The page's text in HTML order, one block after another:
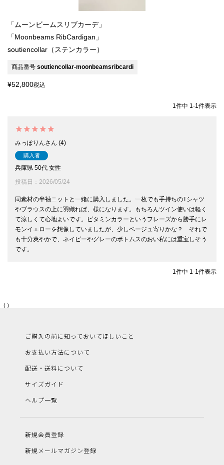
「ムーンビームスリブカーデ」
「Moonbeams RibCardigan」
soutiencollar（ステンカラー）
商品番号 soutiencollar-moonbeamsribcardi
¥52,800税込
1件中 1-1件表示
みっぽりん 4
購入者
兵庫県 50代 女性
投稿日
2026/05/24
同素材の半袖ニットと一緒に購入しました。一枚でも手持ちのTシャツ
やブラウスの上に羽織れば、様になります。もちろんツイン使いは軽く
て涼しくて心地よいです。ビタミンカラーというフレーズから勝手にレ
モンイエローを想像していましたが、少しベージュ寄りかな？　それで
も十分爽やかで、ネイビーやグレーのボトムスのおい私には重宝しそう
です。
1件中 1-1件表示
（）
ご購入の前に知っておいてほしいこと
お支払い方法について
配送・送料について
サイズガイド
ヘルプ一覧
新規会員登録
新規メールマガジン登録